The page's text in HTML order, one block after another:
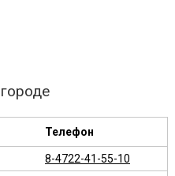
Телефон
8-4722-41-55-10